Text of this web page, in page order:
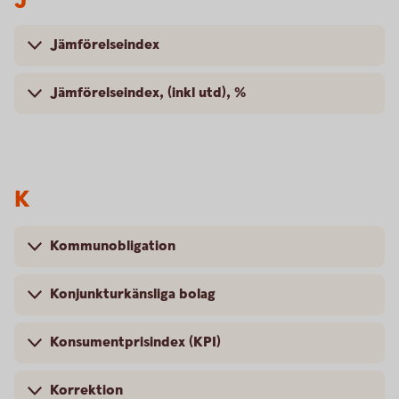
Jämförelseindex
Jämförelseindex, (inkl utd), %
K
Kommunobligation
Konjunkturkänsliga bolag
Konsumentprisindex (KPI)
Korrektion